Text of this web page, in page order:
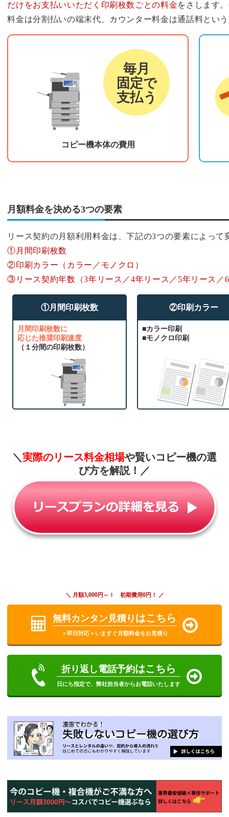
だけをお支払いいただく印刷枚数ごとの料金をさします
料金は分割払いの端末代、カウンター料金は通話料とい
毎月
固定で
支払う
コピー機本体の費用
月額料金を決める3つの要素
リース契約の月額利用料金は、下記の3つの要素によって
①月間印刷枚数
②印刷カラー（カラー／モノクロ）
③リース契約年数（3年リース／4年リース／5年リース／
①月間印刷枚数
月間印刷枚数に
応じた推奨印刷速度
（１分間の印刷枚数）
②印刷カラー
■カラー印刷
■モノクロ印刷
＼実際のリース料金相場や賢いコピー機の選
び方を解説！ ／
＼ 月額3,000円～！ 初期費用0円！ ／
無料カンタン見積り はこちら
＜即日対応＞いますぐ月額料金をお見積り
折り返し電話予約はこちら
日にち指定で、弊社担当者からお電話いたします